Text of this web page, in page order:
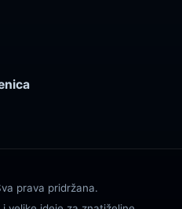
prava pridržana.